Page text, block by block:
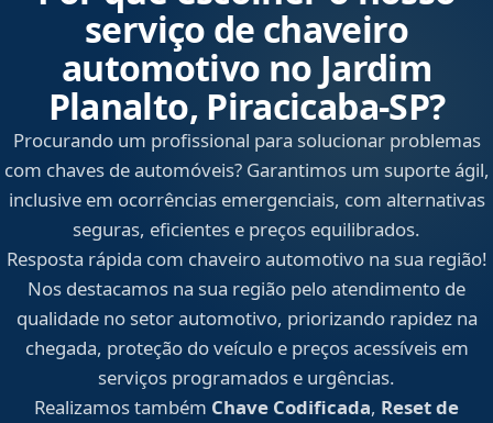
serviço de chaveiro
automotivo no Jardim
Planalto, Piracicaba‑SP?
Procurando um profissional para solucionar problemas
com chaves de automóveis? Garantimos um suporte ágil,
inclusive em ocorrências emergenciais, com alternativas
seguras, eficientes e preços equilibrados.
Resposta rápida com chaveiro automotivo na sua região!
Nos destacamos na sua região pelo atendimento de
qualidade no setor automotivo, priorizando rapidez na
chegada, proteção do veículo e preços acessíveis em
serviços programados e urgências.
Realizamos também Chave Codificada, Reset de